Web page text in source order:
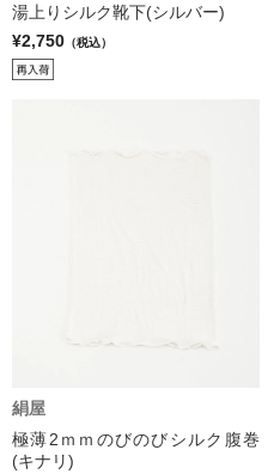
湯上りシルク靴下(シルバー)
¥2,750 （税込）
絹屋
極薄2ｍｍのびのびシルク腹巻
(キナリ)